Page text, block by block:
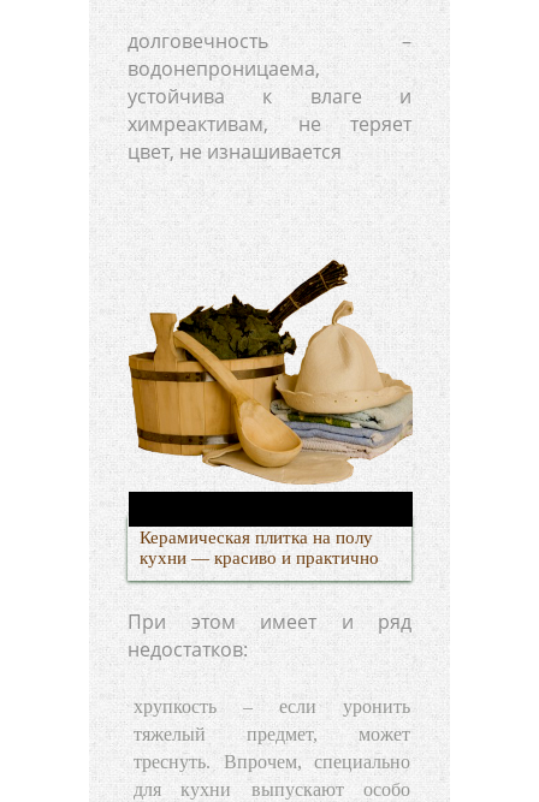
долговечность –
водонепроницаема,
устойчива к влаге и
химреактивам, не теряет
цвет, не изнашивается
Керамическая плитка на полу
кухни — красиво и практично
При этом имеет и ряд
недостатков:
хрупкость – если уронить
тяжелый предмет, может
треснуть. Впрочем, специально
для кухни выпускают особо